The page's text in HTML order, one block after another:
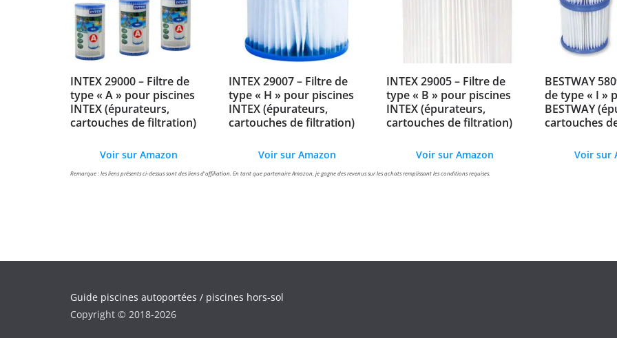
INTEX 29000 – Filtre de
type « A » pour piscines
INTEX (épurateurs,
cartouches de filtration)
Voir sur Amazon
INTEX 29007 – Filtre de
type « H » pour piscines
INTEX (épurateurs,
cartouches de filtration)
Voir sur Amazon
INTEX 29005 – Filtre de
type « B » pour piscines
INTEX (épurateurs,
cartouches de filtration)
Voir sur Amazon
BESTWAY
de type « I »
BESTWAY
cartouches
Voir sur
Remarque : les liens présents ci-dessus sont des liens d'affiliation. En tant que partenaire Amazon, je gagne des revenus sur les achats remplissant les conditions requises.
Guide piscines autoportées / piscines hors-sol
Copyright © 2018-2026